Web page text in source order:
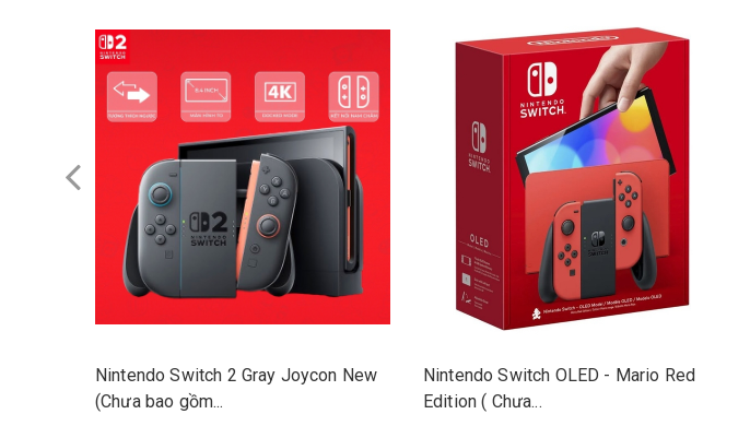
Nintendo Switch 2 Gray Joycon New
(Chưa bao gồm...
Nintendo Switch OLED - Mario Red
Edition ( Chưa...